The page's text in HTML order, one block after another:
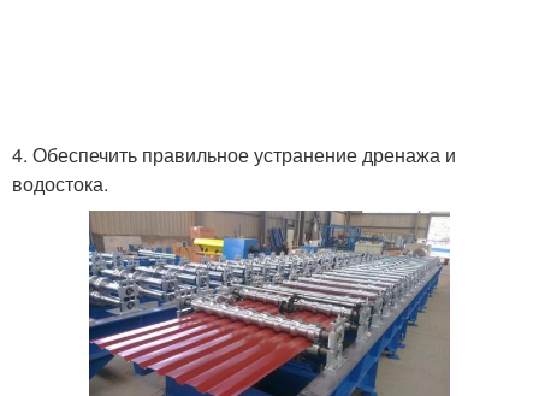
4. Обеспечить правильное устранение дренажа и
водостока.